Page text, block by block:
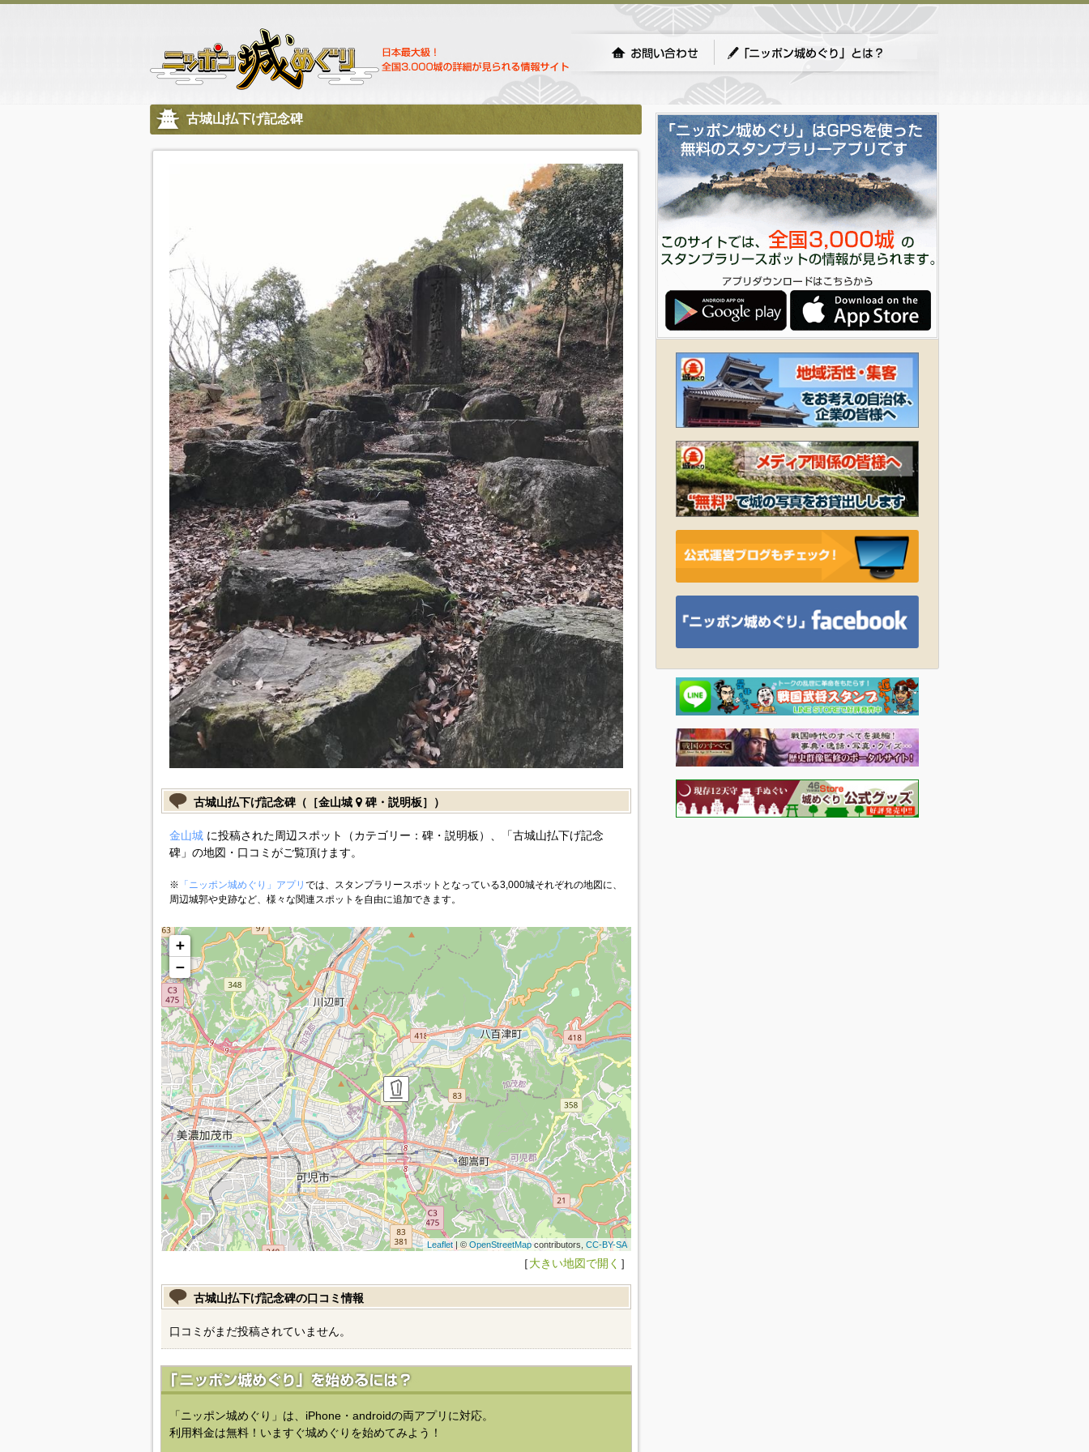
古城山払下げ記念碑
古城山払下げ記念碑（［金山城 碑・説明板］）
金山城に投稿された周辺スポット（カテゴリー：碑・説明板）、「古城山払下げ記念
碑」の地図・口コミがご覧頂けます。
※ 「ニッポン城めぐり」アプリ では、スタンプラリースポットとなっている3,000城それぞれの地図に、
周辺城郭や史跡など、様々な関連スポットを自由に追加できます。
+
−
Leaflet| ©OpenStreetMapcontributors, CC-BY-SA
［大きい地図で開く ］
古城山払下げ記念碑の口コミ情報
口コミがまだ投稿されていません。
「ニッポン城めぐり」は、iPhone・androidの両アプリに対応。
利用料金は無料！いますぐ城めぐりを始めてみよう！